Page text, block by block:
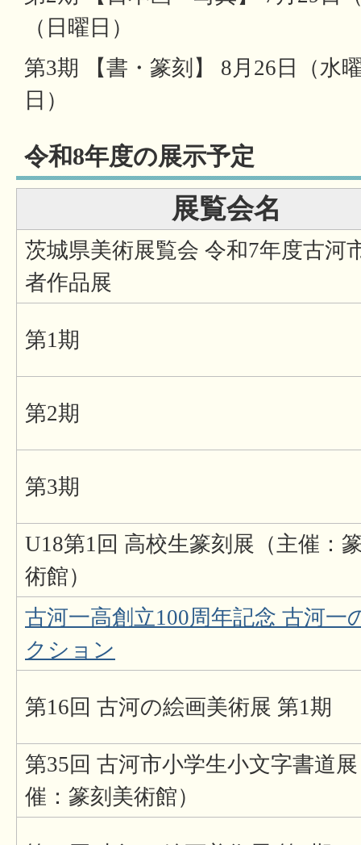
（日曜日）
第3期 【書・篆刻】 8月26日（水
日）
令和8年度の展示予定
展覧会名
茨城県美術展覧会 令和7年度古河
者作品展
第1期
第2期
第3期
U18第1回 高校生篆刻展（主催：
術館）
古河一高創立100周年記念 古河一
クション
第16回 古河の絵画美術展 第1期
第35回 古河市小学生小文字書道
催：篆刻美術館）